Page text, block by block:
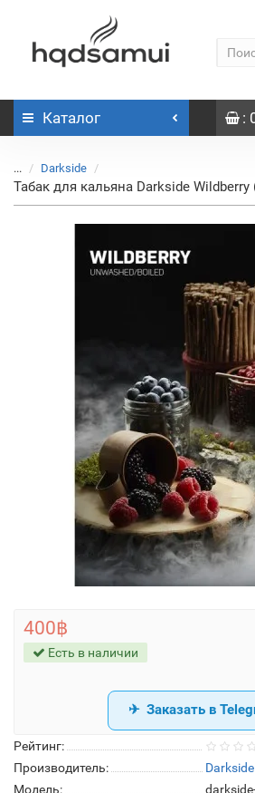
Каталог :
... Darkside
Табак для кальяна Darkside
Рейтинг:
Производитель:
Darkside
Модель:
400฿
Есть в наличии
Заказать в